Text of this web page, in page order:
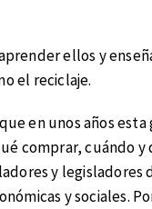
ellos y
el reciclaje.
en unos años esta
comprar, cuándo y
y legisladores
y sociales.